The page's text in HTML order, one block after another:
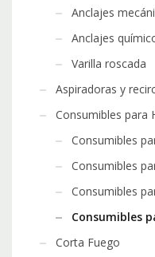
Anclajes
Anclajes
Varilla roscada
Aspiradoras y
Consumibles para
Consumibles
Consumibles
Consumibles
Consumibles
Corta Fuego